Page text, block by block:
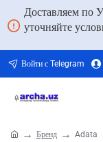
Доставляем по
уточняйте
Войти с Telegram
Бренд Adata